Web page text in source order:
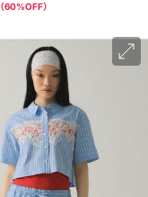
（60%OFF）